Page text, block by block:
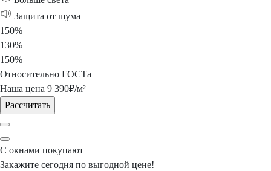
Защита от шума
150%
130%
150%
Относительно ГОСТа
Наша цена 9 390₽/м²
Рассчитать
С окнами покупают
Закажите сегодня по выгодной цене!